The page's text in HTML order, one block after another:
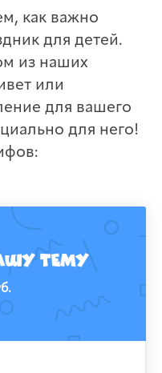
как важно
для детей.
из наших
или
для вашего
для него!
ТЕМУ